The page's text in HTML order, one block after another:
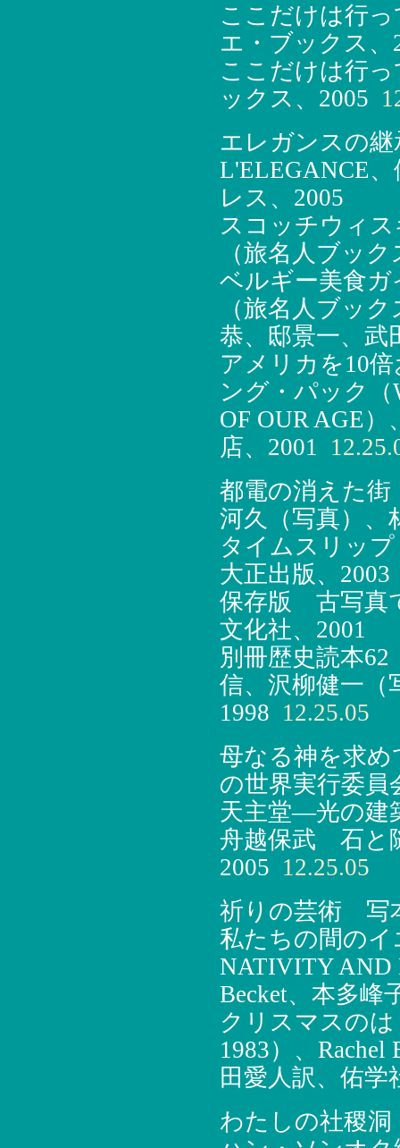
ここだけは行
エ・ブックス、
ここだけは行
ックス、2005
エレガンスの
L'ELEGANCE
レス、2005
スコッチウィ
（旅名人ブッ
ベルギー美食
（旅名人ブッ
恭、邸景一、武
アメリカを10
ング・パック
OF OUR AGE
店、2001
都電の消えた
河久（写真）、
タイムスリッ
大正出版、2003
保存版 古写真
文化社、2001
別冊歴史読本
信、沢柳健一（
1998 12.25.05
母なる神を求
の世界実行委員
天主堂―光の建
舟越保武 石と
2005 12.25.05
祈りの芸術 写
私たちの間のイ
NATIVITY AND
Becket、本多峰
クリスマスのは
1983）、
田愛人訳、佑学
わたしの社稷